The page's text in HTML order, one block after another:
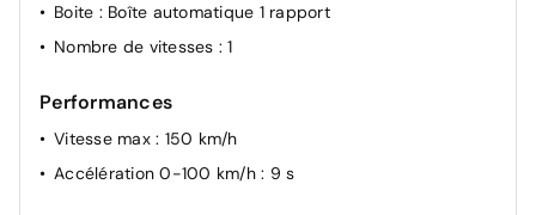
Boite : Boîte automatique 1 rapport
Nombre de vitesses : 1
Performances
Vitesse max : 150 km/h
Accélération 0-100 km/h : 9 s